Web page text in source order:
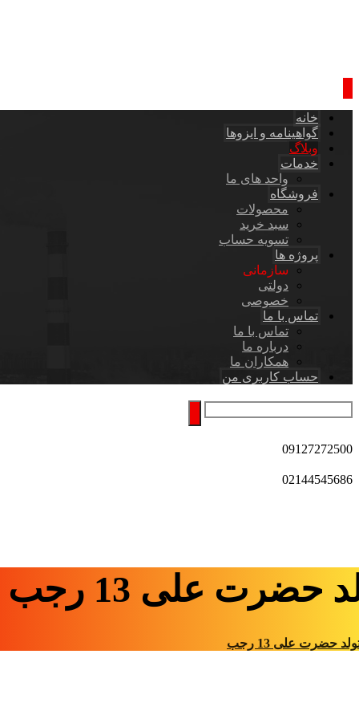
خانه
گواهینامه و ایزوها
وبلاگ
خدمات
واحد های ما
فروشگاه
محصولات
سبد خرید
تسویه حساب
پروژه ها
سازمانی
دولتی
خصوصی
تماس با ما
تماس با ما
درباره ما
همکاران ما
حساب کاربری من
09127272500
02144545686
حضرت علی 13 رجب
حضرت علی 13 رجب